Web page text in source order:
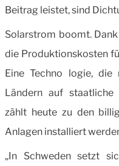
Beitrag leistet, sind
Solarstrom boomt.
die Produktionskosten
Eine Techno logie,
Ländern auf staatliche
zählt heute zu den
Anlagen installiert
„In Schweden setzt